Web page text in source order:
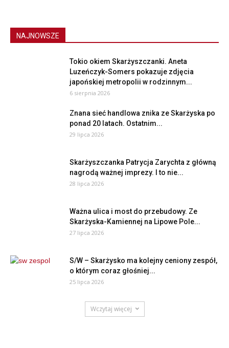
NAJNOWSZE
Tokio okiem Skarżyszczanki. Aneta
Luzeńczyk-Somers pokazuje zdjęcia
japońskiej metropolii w rodzinnym...
6 sierpnia 2026
Znana sieć handlowa znika ze Skarżyska po
ponad 20 latach. Ostatnim...
29 lipca 2026
Skarżyszczanka Patrycja Zarychta z główną
nagrodą ważnej imprezy. I to nie...
28 lipca 2026
Ważna ulica i most do przebudowy. Ze
Skarżyska-Kamiennej na Lipowe Pole...
27 lipca 2026
S/W – Skarżysko ma kolejny ceniony zespół,
o którym coraz głośniej...
25 lipca 2026
Wczytaj więcej